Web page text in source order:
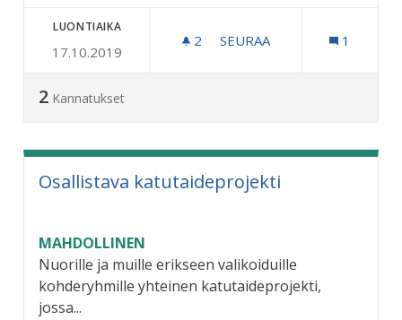
LUONTIAIKA
17.10.2019
2 2 SEURAAJAA
SEURAA 1
2 Kannatukset
Osallistava katutaideprojekti
MAHDOLLINEN
Nuorille ja muille erikseen valikoiduille
kohderyhmille yhteinen katutaideprojekti,
jossa...